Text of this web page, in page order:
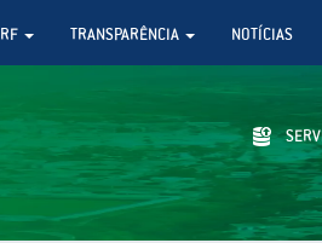
TRANSPARÊNCIA NOTÍCIAS